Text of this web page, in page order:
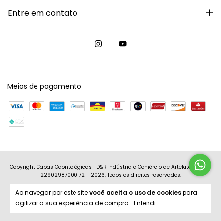
Ao navegar por este sitevocê aceita o uso de cookiespara
agilizar a sua experiência de compra. Entendi
Entre em contato
Meios de pagamento
Copyright Capas Odontológicas | D&R Indústria e Comércio de Artefatos Ltda -
22902987000172 - 2026. Todos os direitos reservados.